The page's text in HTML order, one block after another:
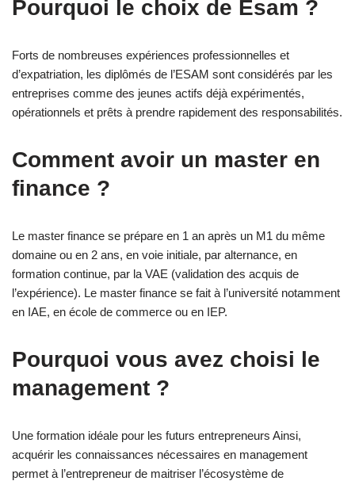
Pourquoi le choix de Esam ?
Forts de nombreuses expériences professionnelles et
d’expatriation, les diplômés de l’ESAM sont considérés par les
entreprises comme des jeunes actifs déjà expérimentés,
opérationnels et prêts à prendre rapidement des responsabilités.
Comment avoir un master en
finance ?
Le master finance se prépare en 1 an après un M1 du même
domaine ou en 2 ans, en voie initiale, par alternance, en
formation continue, par la VAE (validation des acquis de
l’expérience). Le master finance se fait à l’université notamment
en IAE, en école de commerce ou en IEP.
Pourquoi vous avez choisi le
management ?
Une formation idéale pour les futurs entrepreneurs Ainsi,
acquérir les connaissances nécessaires en management
permet à l’entrepreneur de maitriser l’écosystème de